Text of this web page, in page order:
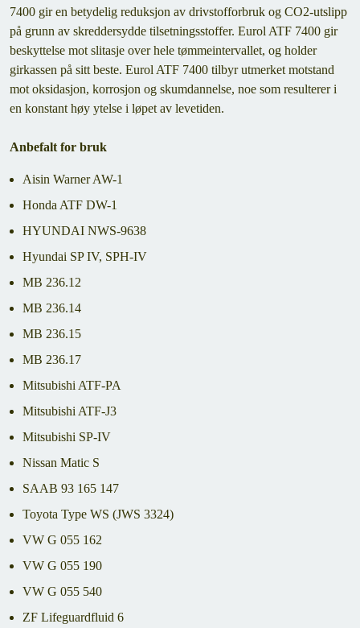
7400 gir en betydelig reduksjon av drivstofforbruk og CO2-utslipp
på grunn av skreddersydde tilsetningsstoffer. Eurol ATF 7400 gir
beskyttelse mot slitasje over hele tømmeintervallet, og holder
girkassen på sitt beste. Eurol ATF 7400 tilbyr utmerket motstand
mot oksidasjon, korrosjon og skumdannelse, noe som resulterer i
en konstant høy ytelse i løpet av levetiden.
Anbefalt for bruk
Aisin Warner AW-1
Honda ATF DW-1
HYUNDAI NWS-9638
Hyundai SP IV, SPH-IV
MB 236.12
MB 236.14
MB 236.15
MB 236.17
Mitsubishi ATF-PA
Mitsubishi ATF-J3
Mitsubishi SP-IV
Nissan Matic S
SAAB 93 165 147
Toyota Type WS (JWS 3324)
VW G 055 162
VW G 055 190
VW G 055 540
ZF Lifeguardfluid 6